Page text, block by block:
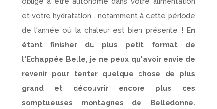
et votre hydratation... notamment à cette période
de l'année où la chaleur est bien présente ! En
étant finisher du plus petit format de
l'Echappée Belle, je ne peux qu'avoir envie de
revenir pour tenter quelque chose de plus
grand et découvrir encore plus ces
somptueuses montagnes de Belledonne.